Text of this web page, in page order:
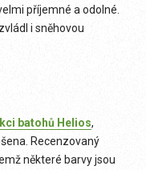
příjemné a odolné.
i sněhovou
batohů Helios,
Recenzovaný
některé barvy jsou